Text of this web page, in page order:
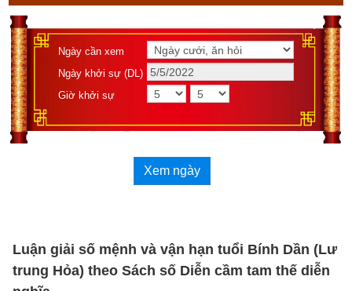
Ngày cần xem
Ngày khởi sự (DL)
Giờ khởi sự
Xem ngày
Luận giải số mệnh và vận hạn tuổi Bính Dần (Lư
trung Hỏa) theo Sách số Diễn cầm tam thế diễn